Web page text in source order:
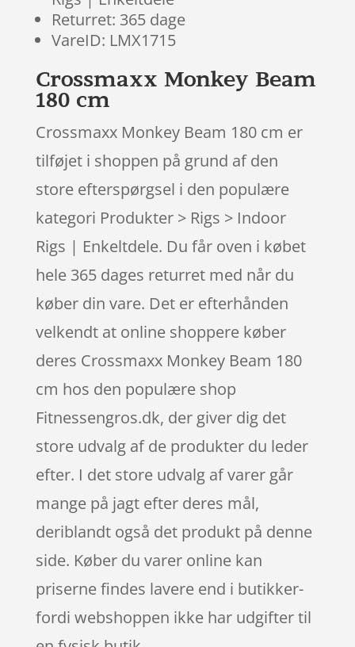
Returret: 365 dage
VareID: LMX1715
Crossmaxx Monkey Beam
180 cm
Crossmaxx Monkey Beam 180 cm er
tilføjet i shoppen på grund af den
store efterspørgsel i den populære
kategori Produkter > Rigs > Indoor
Rigs | Enkeltdele. Du får oven i købet
hele 365 dages returret med når du
køber din vare. Det er efterhånden
velkendt at online shoppere køber
deres Crossmaxx Monkey Beam 180
cm hos den populære shop
Fitnessengros.dk, der giver dig det
store udvalg af de produkter du leder
efter. I det store udvalg af varer går
mange på jagt efter deres mål,
deriblandt også det produkt på denne
side. Køber du varer online kan
priserne findes lavere end i butikker-
fordi webshoppen ikke har udgifter til